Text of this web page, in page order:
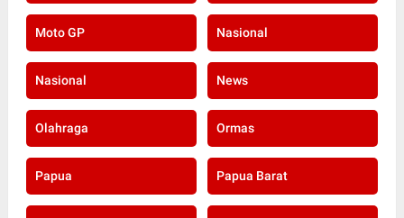
Moto GP Nasional
Nasional News
Olahraga Ormas
Papua Papua Barat